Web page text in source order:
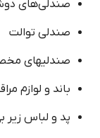
صندلی‌های
صندلی توالت
صندلی‎های مخصوص سالمندان
باند و لوازم
پد و لباس زیر